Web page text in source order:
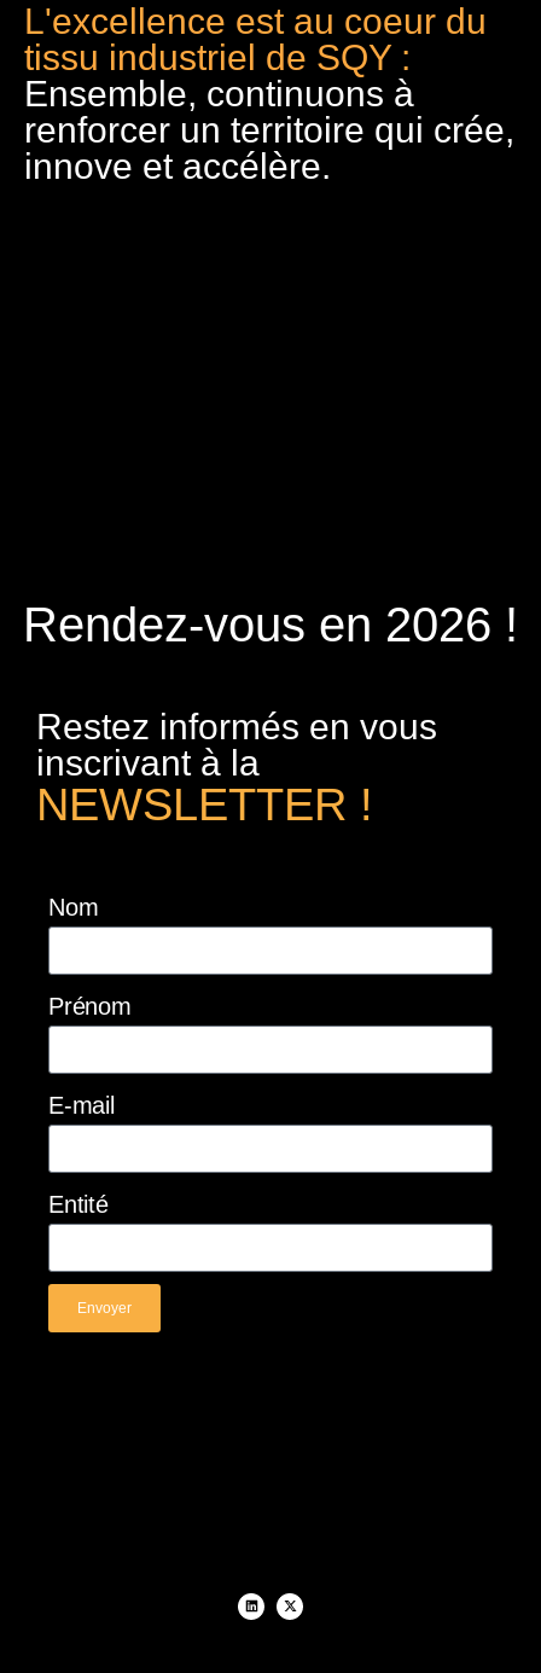
L'excellence est au coeur du
tissu industriel de SQY :
Ensemble, continuons à
renforcer un territoire qui crée,
innove et accélère.
Rendez-vous en 2026 !
Restez informés en vous
inscrivant à la
NEWSLETTER !
Nom
Prénom
E-mail
Entité
Envoyer